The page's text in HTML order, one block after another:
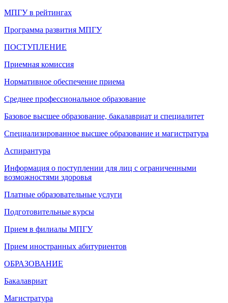
МПГУ в рейтингах
Программа развития МПГУ
ПОСТУПЛЕНИЕ
Приемная комиссия
Нормативное обеспечение приема
Среднее профессиональное образование
Базовое высшее образование, бакалавриат и специалитет
Специализированное высшее образование и магистратура
Аспирантура
Информация о поступлении для лиц с ограниченными
возможностями здоровья
Платные образовательные услуги
Подготовительные курсы
Прием в филиалы МПГУ
Прием иностранных абитуриентов
ОБРАЗОВАНИЕ
Бакалавриат
Магистратура